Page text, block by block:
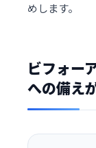
めします。
ビフォー
への備え